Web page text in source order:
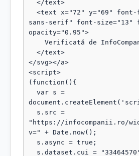
sans-serif" font-
opacity="0.95">
</svg></a>
<script>
(function(){
"https://infocompanii.ro/
v=" + Date.now();